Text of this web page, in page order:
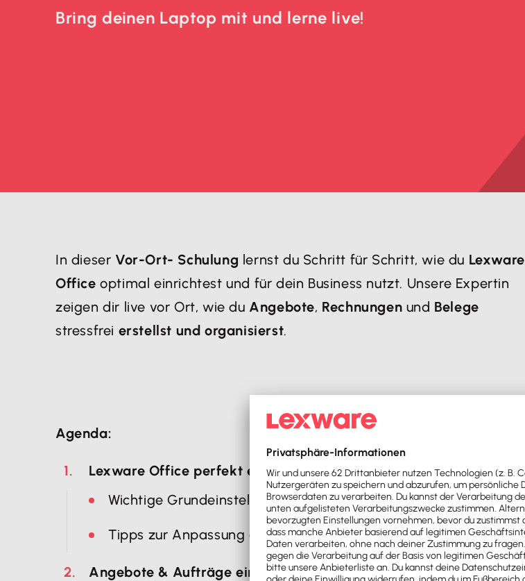
Bring deinen Laptop mit und lerne live!
In dieser Vor-Ort- Schulung lernst du Schritt für Schritt, wie du Lexware
Officeoptimal einrichtest und für dein Business nutzt. Unsere Expertin
zeigen dir live vor Ort, wie du Angebote, Rechnungen und Belege
stressfrei erstellst und organisierst.
Agenda:
Lexware Office perfekt einrichten
Wichtige Grundeinstellungen für einen reibungslosen Start.
Tipps zur Anpassung an dein Business.
Angebote & Aufträge einfach und rechtssicher schreiben